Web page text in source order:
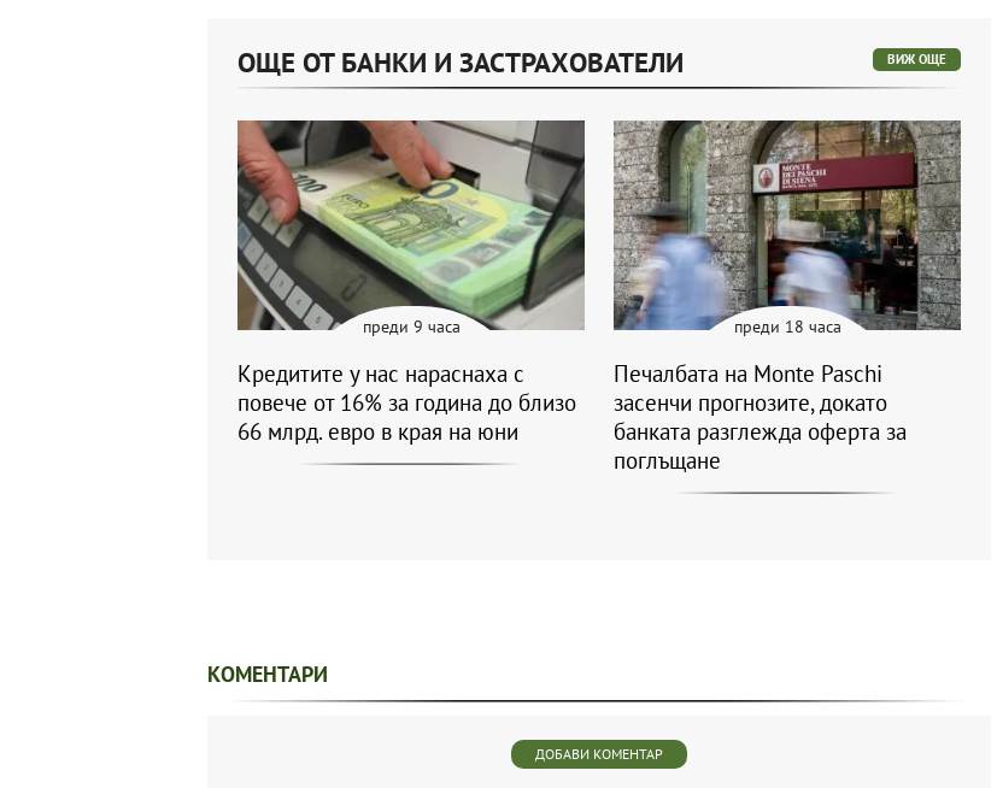
ОЩЕ ОТ БАНКИ И ЗАСТРАХОВАТЕЛИ ВИЖ ОЩЕ
преди 9 часа
Кредитите у нас нараснаха с
повече от 16% за година до близо
66 млрд. евро в края на юни
преди 18 часа
Печалбата на Monte Paschi
засенчи прогнозите, докато
банката разглежда оферта за
поглъщане
КОМЕНТАРИ
ДОБАВИ КОМЕНТАР